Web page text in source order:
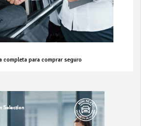
completa para comprar seguro